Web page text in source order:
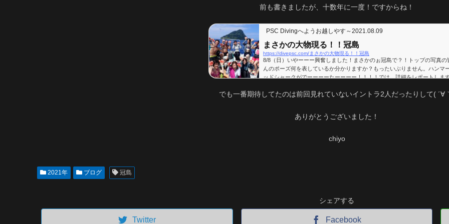
前も書きましたが、十数年に一度！ですからね！
PSC Divingへようお越しやす～2021.08.09
まさかの大物現る！！冠島
https://divepsc.com/まさかの大物現る！！冠島
8/8（日）いやーーー興奮しました！まさかのぉ冠島で？！トップの写真の
んのポーズ何を表しているか分かりますか？もったいぶりません。ハンマ
ッドシャークがでーーーーたーーーー！！！！では、詳細をレポートしま
をとって、のんびりスタートしました。まずは、深場の砂地へ降りてハゼ
でも一番期待してたのは前回見れていないイントラ2人だったりして( ´∀
ありがとうございました！
chiyo
2021年 ブログ 冠島
シェアする
Twitter Facebook